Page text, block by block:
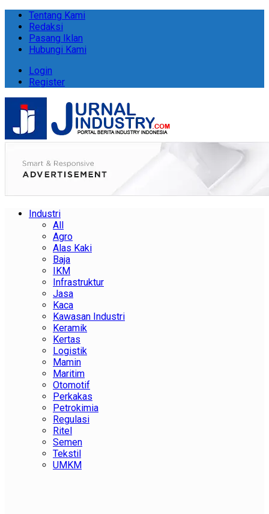
Tentang Kami
Redaksi
Pasang Iklan
Hubungi Kami
Login
Register
Industri
All
Agro
Alas Kaki
Baja
IKM
Infrastruktur
Jasa
Kaca
Kawasan Industri
Keramik
Kertas
Logistik
Mamin
Maritim
Otomotif
Perkakas
Petrokimia
Regulasi
Ritel
Semen
Tekstil
UMKM